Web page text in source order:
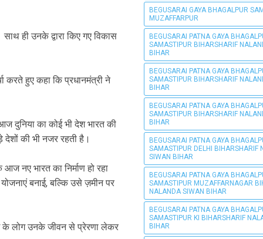
ही उनके द्वारा किए गए विकास
करते हुए कहा कि प्रधानमंत्री ने
दुनिया का कोई भी देश भारत की
की भी नजर रहती है।
नए भारत का निर्माण हो रहा
बनाई, बल्कि उसे ज़मीन पर
के लोग उनके जीवन से प्रेरणा लेकर
BEGUSARAI GAYA BHAGALPUR
MUZAFFARPUR
BEGUSARAI PATNA GAYA
SAMASTIPUR BIHARSHARIF
BIHAR
BEGUSARAI PATNA GAYA
SAMASTIPUR BIHARSHARIF
BIHAR
BEGUSARAI PATNA GAYA
SAMASTIPUR BIHARSHARIF
BIHAR
BEGUSARAI PATNA GAYA
SAMASTIPUR DELHI BIHARSHARIF
SIWAN BIHAR
BEGUSARAI PATNA GAYA
SAMASTIPUR MUZAFFARNAGAR
NALANDA SIWAN BIHAR
BEGUSARAI PATNA GAYA
SAMASTIPUR KI BIHARSHARIF
BIHAR